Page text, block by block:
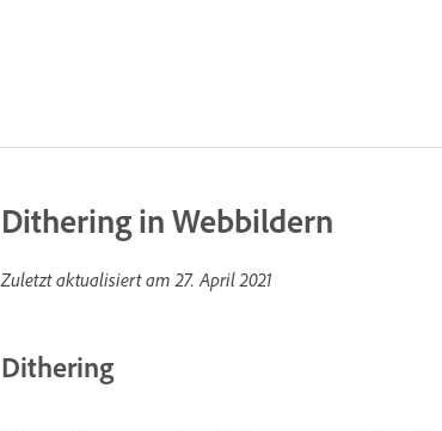
Dithering in Webbildern
Zuletzt aktualisiert am27. April 2021
Dithering